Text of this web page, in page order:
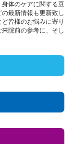
体のケアに関する豆
最新情報も更新致し
皆様のお悩みに寄り
院前の参考に、そし